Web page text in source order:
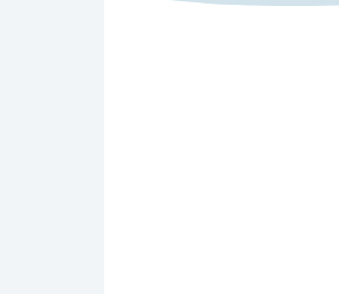
Eten en koken